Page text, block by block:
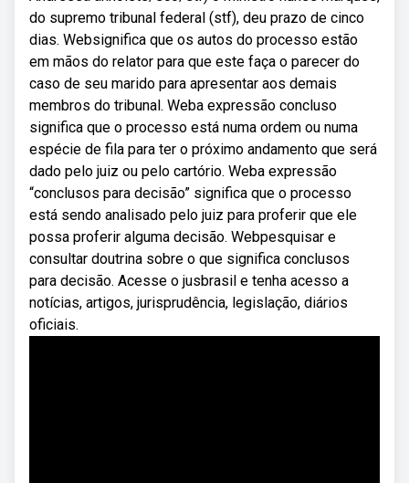
do supremo tribunal federal (stf), deu prazo de cinco
dias. Websignifica que os autos do processo estão
em mãos do relator para que este faça o parecer do
caso de seu marido para apresentar aos demais
membros do tribunal. Weba expressão concluso
significa que o processo está numa ordem ou numa
espécie de fila para ter o próximo andamento que será
dado pelo juiz ou pelo cartório. Weba expressão
“conclusos para decisão” significa que o processo
está sendo analisado pelo juiz para proferir que ele
possa proferir alguma decisão. Webpesquisar e
consultar doutrina sobre o que significa conclusos
para decisão. Acesse o jusbrasil e tenha acesso a
notícias, artigos, jurisprudência, legislação, diários
oficiais.